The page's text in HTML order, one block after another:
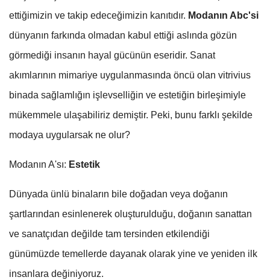
ettiğimizin ve takip edeceğimizin kanıtıdır. Modanın Abc'si
dünyanın farkında olmadan kabul ettiği aslında gözün
görmediği insanın hayal gücünün eseridir. Sanat
akımlarının mimariye uygulanmasında öncü olan vitrivius
binada sağlamlığın işlevselliğin ve estetiğin birleşimiyle
mükemmele ulaşabiliriz demiştir. Peki, bunu farklı şekilde
modaya uygularsak ne olur?
Modanın A'sı: Estetik
Dünyada ünlü binaların bile doğadan veya doğanın
şartlarından esinlenerek oluşturulduğu, doğanın sanattan
ve sanatçıdan değilde tam tersinden etkilendiği
günümüzde temellerde dayanak olarak yine ve yeniden ilk
insanlara değiniyoruz.